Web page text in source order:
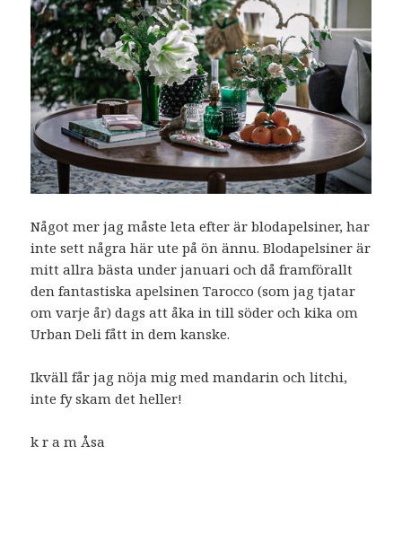
Något mer jag måste leta efter är blodapelsiner, har
inte sett några här ute på ön ännu. Blodapelsiner är
mitt allra bästa under januari och då framförallt
den fantastiska apelsinen Tarocco (som jag tjatar
om varje år) dags att åka in till söder och kika om
Urban Deli fått in dem kanske.
Ikväll får jag nöja mig med mandarin och litchi,
inte fy skam det heller!
k r a m Åsa